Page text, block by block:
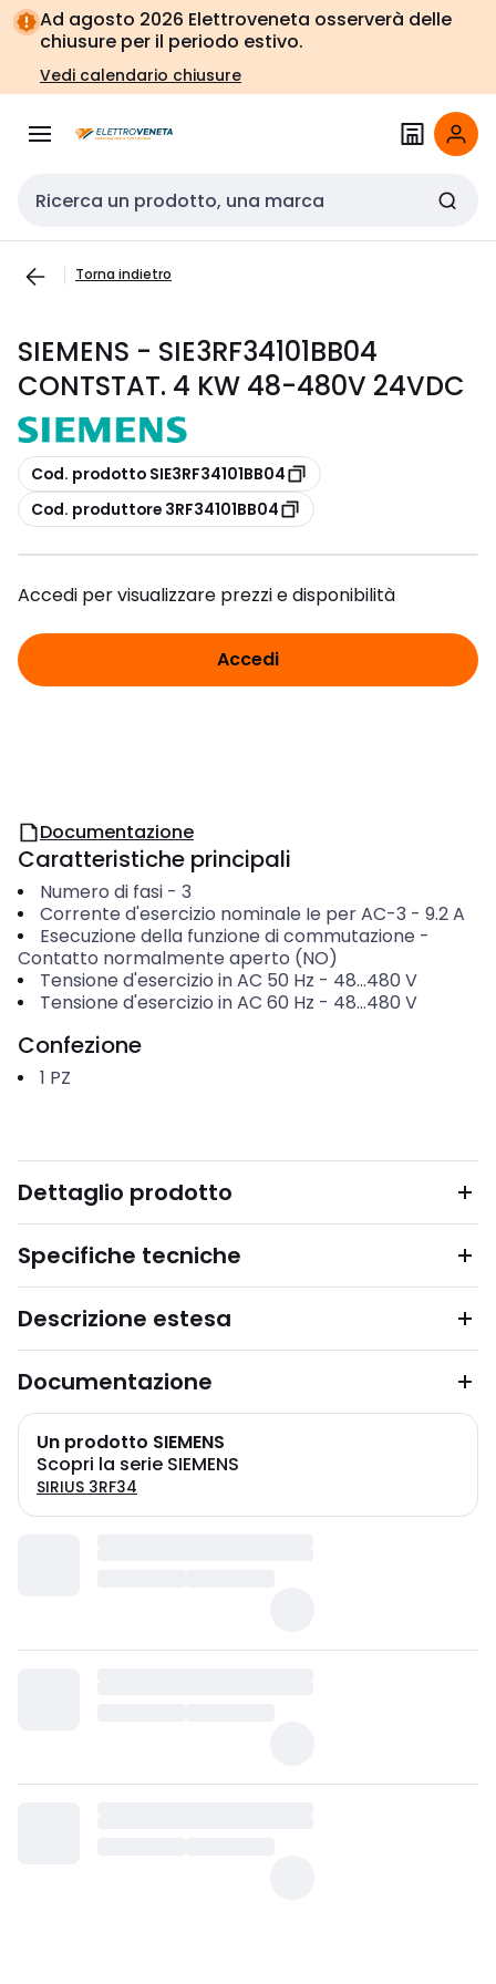
Vai alla
navigazione
Vai
alla
pagina
Ad agosto 2026 Elettroveneta osserverà delle
chiusure per il periodo estivo.
Vedi calendario chiusure
Cerca input
Torna indietro
SIEMENS - SIE3RF34101BB04
CONTSTAT. 4 KW 48-480V 24VDC
copia
Cod. prodotto SIE3RF34101BB04
copia
Cod. produttore 3RF34101BB04
Accedi per visualizzare prezzi e disponibilità
Accedi
Documentazione
Caratteristiche principali
Numero di fasi- 3
Corrente d'esercizio nominale Ie per AC-3 - 9.2A
Esecuzione della funzione di commutazione -
Contatto normalmente aperto (NO)
Tensione d'esercizio in AC 50 Hz - 48...480 V
Tensione d'esercizio in AC 60 Hz - 48...480 V
Confezione
1 PZ
Dettaglio prodotto
Specifiche tecniche
Descrizione estesa
Documentazione
Un prodotto SIEMENS
Scopri la serie SIEMENS
SIRIUS 3RF34